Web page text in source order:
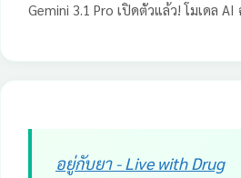
Gemini 3.1 Pro เปิดตัวแล้ว! โมเดล AI
อยู่กับยา - Live with Drug